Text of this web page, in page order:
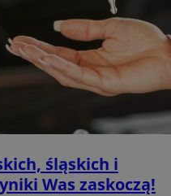
śląskich i
Was zaskoczą!